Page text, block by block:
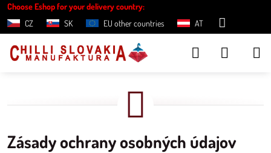
Choose Eshop for your delivery country:
CZ
SK EU other countries AT
Zásady ochrany osobných údajov